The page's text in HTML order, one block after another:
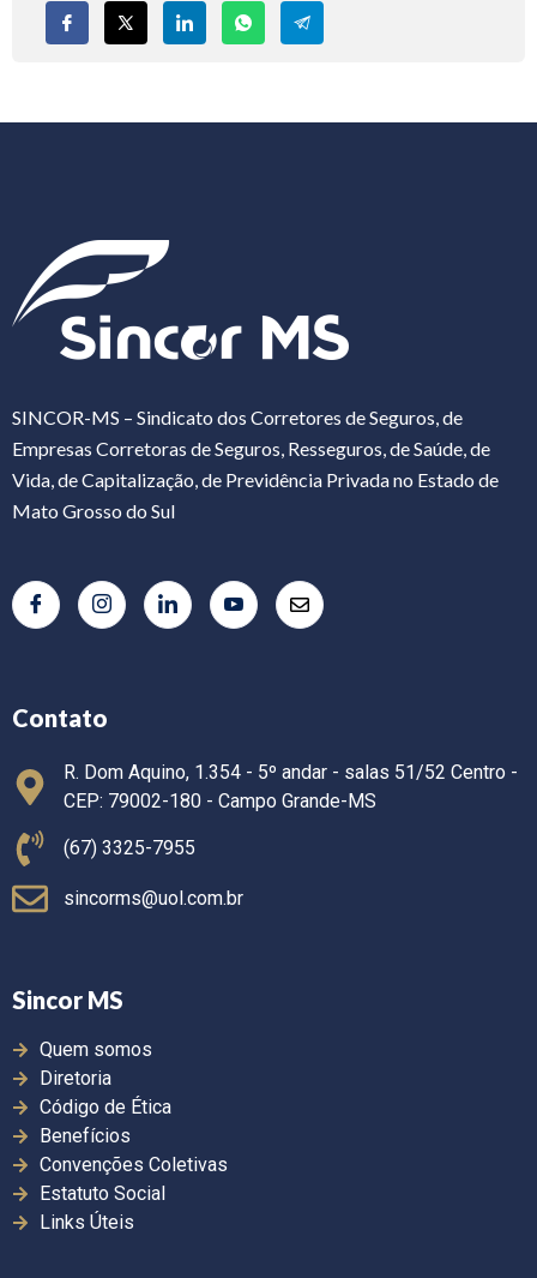
SINCOR-MS – Sindicato dos Corretores de Seguros, de
Empresas Corretoras de Seguros, Resseguros, de Saúde, de
Vida, de Capitalização, de Previdência Privada no Estado de
Mato Grosso do Sul
Contato
R. Dom Aquino, 1.354 - 5º andar - salas 51/52 Centro -
CEP: 79002-180 - Campo Grande-MS
(67) 3325-7955
sincorms@uol.com.br
Sincor MS
Quem somos
Diretoria
Código de Ética
Benefícios
Convenções Coletivas
Estatuto Social
Links Úteis